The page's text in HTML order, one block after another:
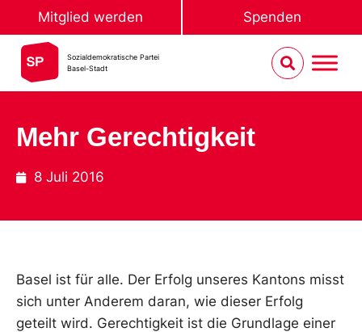
Mitglied werden Spenden
Sozialdemokratische Partei
Basel-Stadt
Mehr Gerechtigkeit
8 Juli 2016
Basel ist für alle. Der Erfolg unseres Kantons misst
sich unter Anderem daran, wie dieser Erfolg
geteilt wird. Gerechtigkeit ist die Grundlage einer